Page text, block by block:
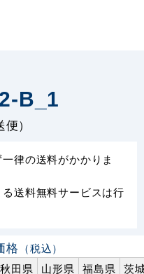
B_1
）
律の送料がかかりま
送料無料サービスは行
格 （税込）
秋田県 山形県 福島県 茨